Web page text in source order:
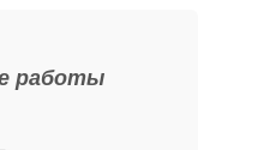
работы